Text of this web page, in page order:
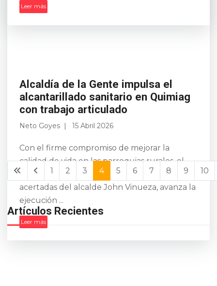
Leer más
Alcaldía de la Gente impulsa el
alcantarillado sanitario en Quimiag
con trabajo articulado
Neto Goyes 15 Abril 2026
Con el firme compromiso de mejorar la
calidad de vida en las parroquias rurales, el
Municipio de Riobamba, bajo las acciones
acertadas del alcalde John Vinueza, avanza la
ejecución ...
Leer más
1 2 3 4 5 6 7 8 9 10
Artículos Recientes